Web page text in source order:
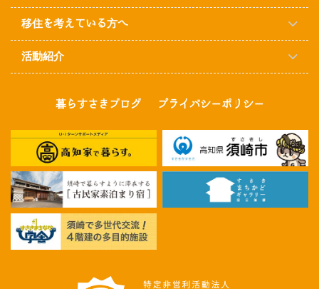
移住を考えている方へ
活動紹介
暮らすさきブログ プライバシーポリシー